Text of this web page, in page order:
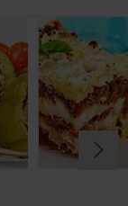
Ardei umpluți
cu carne și
orez
Cel mult 60 minute
Rafinat